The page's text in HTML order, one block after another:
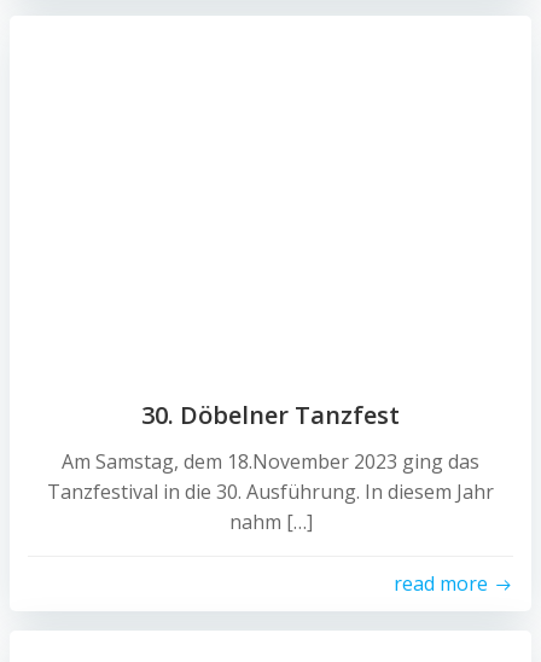
30. Döbelner Tanzfest
Am Samstag, dem 18.November 2023 ging das
Tanzfestival in die 30. Ausführung. In diesem Jahr
nahm […]
read more